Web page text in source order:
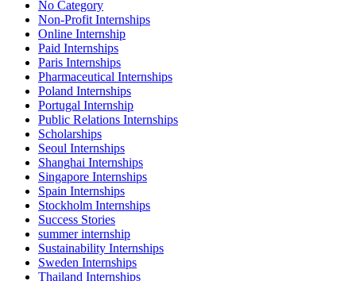
No Category
Non-Profit Internships
Online Internship
Paid Internships
Paris Internships
Pharmaceutical Internships
Poland Internships
Portugal Internship
Public Relations Internships
Scholarships
Seoul Internships
Shanghai Internships
Singapore Internships
Spain Internships
Stockholm Internships
Success Stories
summer internship
Sustainability Internships
Sweden Internships
Thailand Internships